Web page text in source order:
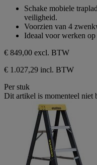
sterren.
Schake mobiele
veiligheid.
Voorzien van 4
Ideaal voor werken op
€ 849,00 excl. BTW
€ 1.027,29 incl. BTW
Per stuk
Dit artikel is momenteel niet